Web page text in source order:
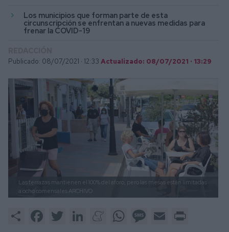
Los municipios que forman parte de esta
circunscripción se enfrentan a nuevas medidas para
frenar la COVID-19
Publicado: 08/07/2021 · 12:33 Actualizado: 08/07/2021 · 13:29
Las terrazas mantienen el 100% del aforo, pero las mesas están limitadas
a ocho comensalesARCHIVO
Share FacebookTwitter LinkedInMeneameWhatsAppMessage
Email